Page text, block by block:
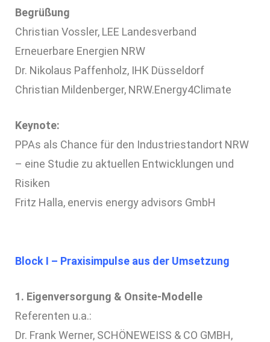
Begrüßung
Christian Vossler, LEE Landesverband
Erneuerbare Energien NRW
Dr. Nikolaus Paffenholz, IHK Düsseldorf
Christian Mildenberger, NRW.Energy4Climate
Keynote:
PPAs als Chance für den Industriestandort NRW
– eine Studie zu aktuellen Entwicklungen und
Risiken
Fritz Halla, enervis energy advisors GmbH
Block I – Praxisimpulse aus der Umsetzung
1. Eigenversorgung & Onsite‑Modelle
Referenten u.a.:
Dr. Frank Werner, SCHÖNEWEISS & CO GMBH,